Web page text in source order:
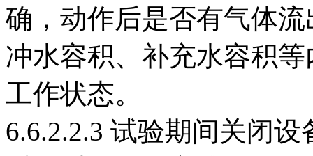
确，动作后是否有气体
冲水容积、补充水容积
工作状态。
6.6.2.2.3 试验期间关闭